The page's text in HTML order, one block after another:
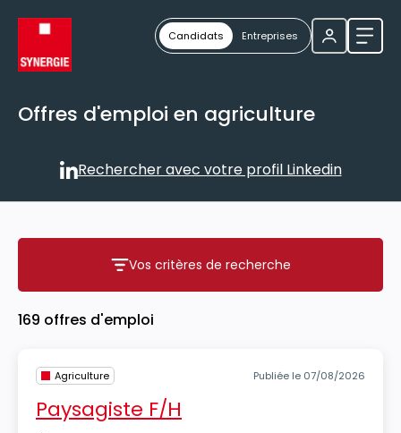
Candidats Entreprises
Offres d'emploi en agriculture
Rechercher avec votre
Rechercher avec votre profil Linkedin
Vos critères de recherche
Vos critères de recherche
169 offres d'emploi
Agriculture Publiée le 07/08/2026
Paysagiste F/H